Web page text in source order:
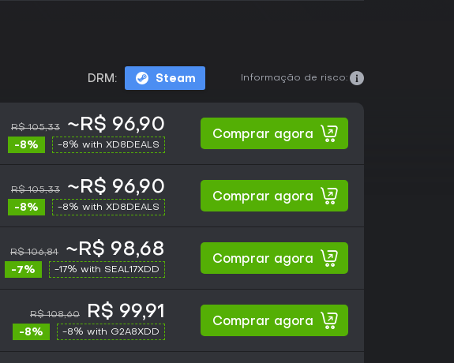
DRM: Steam Informação de risco:
R$ 105,33 ~R$ 96,90
-8% -8% with XD8DEALS
Comprar agora
R$ 105,33 ~R$ 96,90
-8% -8% with XD8DEALS
Comprar agora
R$ 106,84 ~R$ 98,68
-7% -17% with SEAL17XDD
Comprar agora
R$ 108,60 R$ 99,91
-8% -8% with G2A8XDD
Comprar agora